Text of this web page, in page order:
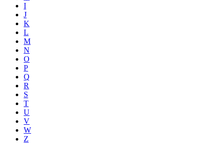
I
J
K
L
M
N
O
P
Q
R
S
T
U
V
W
Z